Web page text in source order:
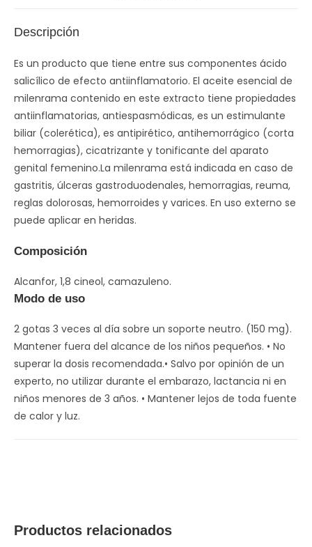
Descripción
Es un producto que tiene entre sus componentes ácido
salicílico de efecto antiinflamatorio. El aceite esencial de
milenrama contenido en este extracto tiene propiedades
antiinflamatorias, antiespasmódicas, es un estimulante
biliar (colerética), es antipirético, antihemorrágico (corta
hemorragias), cicatrizante y tonificante del aparato
genital femenino.La milenrama está indicada en caso de
gastritis, úlceras gastroduodenales, hemorragias, reuma,
reglas dolorosas, hemorroides y varices. En uso externo se
puede aplicar en heridas.
Composición
Alcanfor, 1,8 cineol, camazuleno.
Modo de uso
2 gotas 3 veces al día sobre un soporte neutro. (150 mg).
Mantener fuera del alcance de los niños pequeños. • No
superar la dosis recomendada.• Salvo por opinión de un
experto, no utilizar durante el embarazo, lactancia ni en
niños menores de 3 años. • Mantener lejos de toda fuente
de calor y luz.
Productos relacionados